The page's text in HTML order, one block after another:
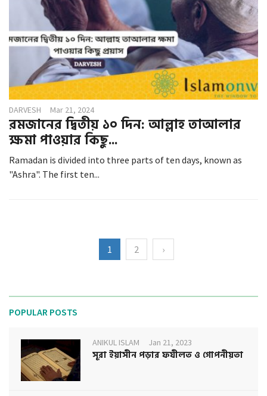
DARVESH Mar 21, 2024
রমজানের দ্বিতীয় ১০ দিন: আল্লাহ তাআলার
ক্ষমা পাওয়ার কিছু...
Ramadan is divided into three parts of ten days, known as
"Ashra". The first ten...
1 2 ›
POPULAR POSTS
ANIKUL ISLAM Jan 21, 2023
সূরা ইয়াসীন পড়ার ফযীলত ও গোপনীয়তা